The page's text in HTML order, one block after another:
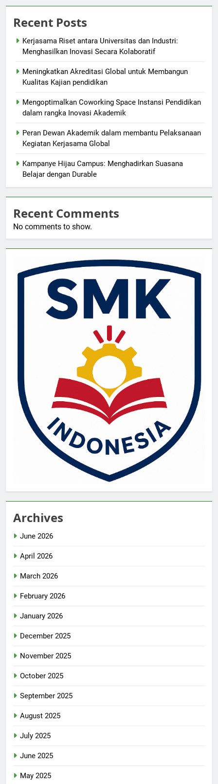
Recent Posts
Kerjasama Riset antara Universitas dan Industri:
Menghasilkan Inovasi Secara Kolaboratif
Meningkatkan Akreditasi Global untuk Membangun
Kualitas Kajian pendidikan
Mengoptimalkan Coworking Space Instansi Pendidikan
dalam rangka Inovasi Akademik
Peran Dewan Akademik dalam membantu Pelaksanaan
Kegiatan Kerjasama Global
Kampanye Hijau Campus: Menghadirkan Suasana
Belajar dengan Durable
Recent Comments
No comments to show.
Archives
June 2026
April 2026
March 2026
February 2026
January 2026
December 2025
November 2025
October 2025
September 2025
August 2025
July 2025
June 2025
May 2025